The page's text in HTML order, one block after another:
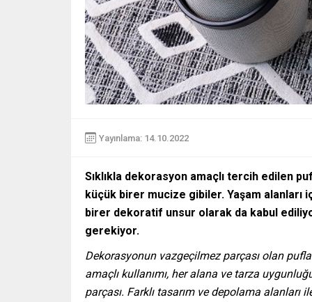
Yayınlama: 14.10.2022
Sıklıkla dekorasyon amaçlı tercih edilen
küçük birer mucize gibiler. Yaşam alanları
birer dekoratif unsur olarak da kabul
gerekiyor.
Dekorasyonun vazgeçilmez parçası olan
amaçlı kullanımı, her alana ve tarza
parçası. Farklı tasarım ve depolama alanları